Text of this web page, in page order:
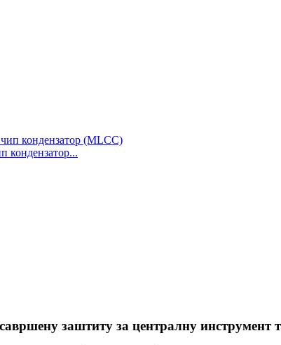
кондензатор...
заштиту за централну инструмент